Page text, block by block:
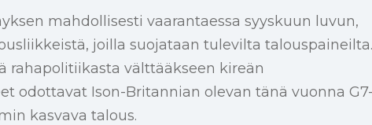
mahdollisesti vaarantaessa syyskuun luvun,
joilla suojataan tulevilta talouspaineilta.
rahapolitiikasta välttääkseen kireän
odottavat Ison-Britannian olevan tänä vuonna G7-
kasvava talous.